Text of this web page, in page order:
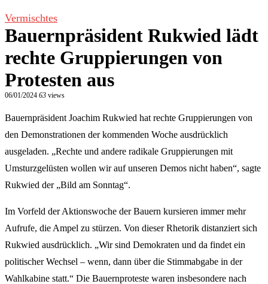
Vermischtes
Bauernpräsident Rukwied lädt
rechte Gruppierungen von
Protesten aus
06/01/2024 63 views
Bauernpräsident Joachim Rukwied hat rechte Gruppierungen von
den Demonstrationen der kommenden Woche ausdrücklich
ausgeladen. „Rechte und andere radikale Gruppierungen mit
Umsturzgelüsten wollen wir auf unseren Demos nicht haben“, sagte
Rukwied der „Bild am Sonntag“.
Im Vorfeld der Aktionswoche der Bauern kursieren immer mehr
Aufrufe, die Ampel zu stürzen. Von dieser Rhetorik distanziert sich
Rukwied ausdrücklich. „Wir sind Demokraten und da findet ein
politischer Wechsel – wenn, dann über die Stimmabgabe in der
Wahlkabine statt.“ Die Bauernproteste waren insbesondere nach